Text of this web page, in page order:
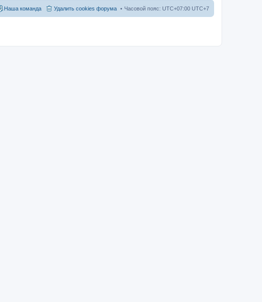
Часовой пояс: UTC+07:00 UTC+7
Удалить cookies форума
Наша команда